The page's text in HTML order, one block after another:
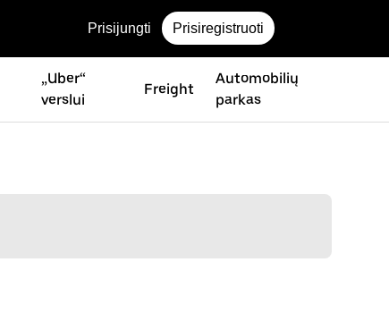
Prisijungti Prisiregistruoti
„Uber“
verslui
Freight
Automobilių
parkas